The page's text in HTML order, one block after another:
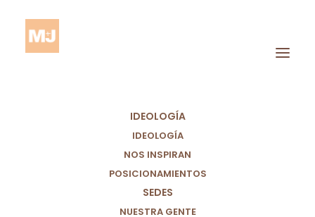
IDEOLOGÍA
IDEOLOGÍA
NOS INSPIRAN
POSICIONAMIENTOS
SEDES
NUESTRA GENTE
Niños